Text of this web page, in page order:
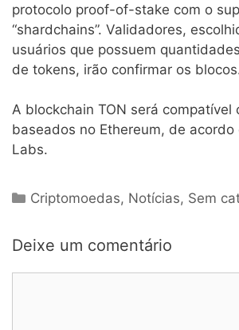
protocolo proof-of-stake com o
“shardchains”. Validadores,
usuários que possuem
de tokens, irão confirmar os
A blockchain TON será compatível
baseados no Ethereum, de acordo
Labs.
Categorias
Criptomoedas, Notícias, Sem
Deixe um comentário